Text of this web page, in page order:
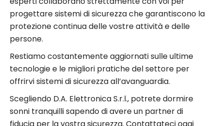
progettare sistemi di sicurezza che garantiscono la
protezione continua delle vostre attività e delle
persone.
Restiamo costantemente aggiornati sulle ultime
tecnologie e le migliori pratiche del settore per
offrirvi sistemi di sicurezza all’avanguardia.
Scegliendo D.A. Elettronica S.r.l., potrete dormire
sonni tranquilli sapendo di avere un partner di